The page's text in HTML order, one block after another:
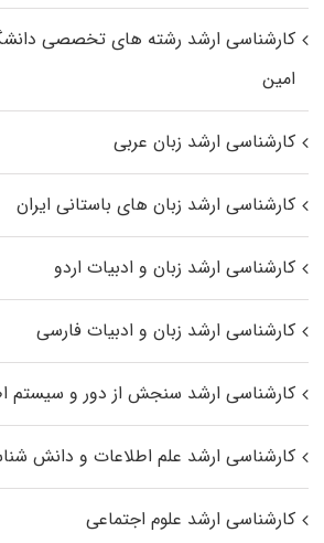
کارشناسی ارشد رﺷﺘﻪ ﻫﺎی تخصصی
اﻣﻴﻦ
کارشناسی ارشد زبان عربی
کارشناسی ارشد زبان‌ های باستانی ایران
کارشناسی ارشد زبان و ادبیات اردو
کارشناسی ارشد زبان و ادبیات فارسی
کارشناسی ارشد سنجش از دور و سیستم
کارشناسی ارشد علم اطلاعات و دانش
کارشناسی ارشد علوم اجتماعی